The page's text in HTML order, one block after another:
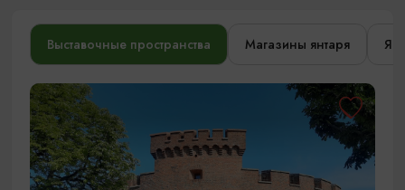
Выставочные пространства Магазины янтаря